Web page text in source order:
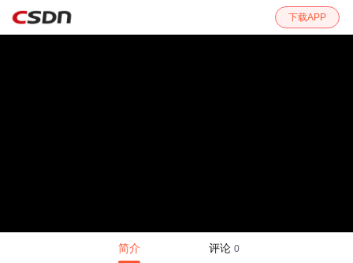
下载APP
简介 评论 0